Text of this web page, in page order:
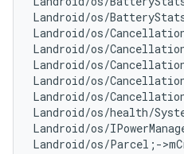
Landroid/os/
Landroid/os/
Landroid/os/
Landroid/os/
Landroid/os/
Landroid/os/
Landroid/os/health/
Landroid/os/
Landroid/os/Parcel;-